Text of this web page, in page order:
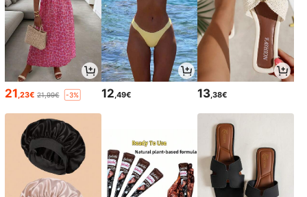
21 ,23€ 21,99€ -3% 12 ,49€ 13 ,38€